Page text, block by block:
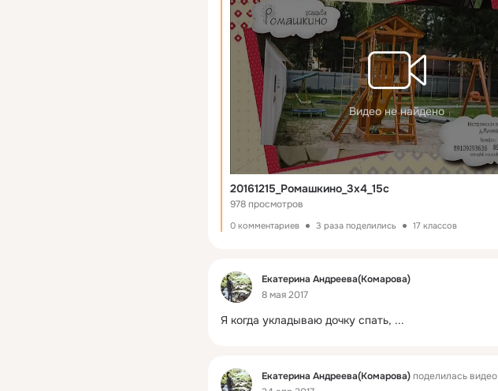
Видео не найдено
20161215_Ромашкино_3x4_15с
978 просмотров
0 комментариев 3 раза поделились 17 классов
Фид
Екатерина Андреева(Комарова)
8 мая 2017
Я когда укладываю дочку спать, ...
Фид Екатерина Андреева(Комарова)поделилась видео